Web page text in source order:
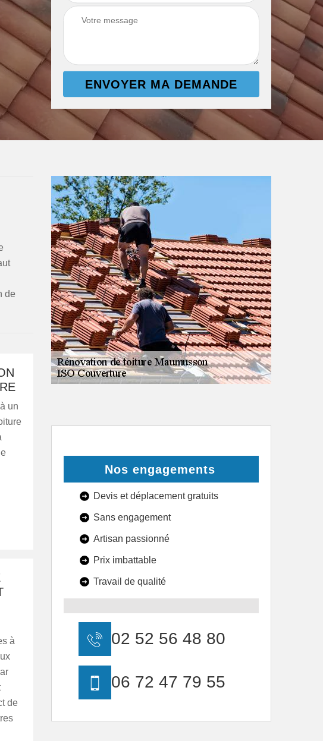
de
un
à
de
Nos engagements
Devis et déplacement gratuits
Sans engagement
Artisan passionné
Prix imbattable
Travail de qualité
02 52 56 48 80
06 72 47 79 55